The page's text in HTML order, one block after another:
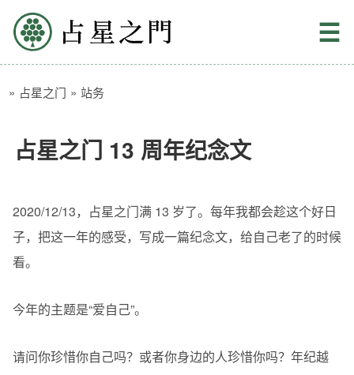
☰
» 占星之门 » 站务
占星之门 13 周年纪念文
2020/12/13，占星之门满 13 岁了。每年我都会趁这个好日
子，把这一年的感受，写成一篇纪念文，给自己老了的时候
看。
今年的主题是“爱自己”。
请问你珍惜你自己吗？或者你身边的人珍惜你吗？年纪越